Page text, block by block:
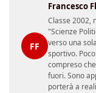
FF
Francesco
Classe 2002,
"Scienze
verso una
sportivo.
compreso
fuori. Sono
porterà a